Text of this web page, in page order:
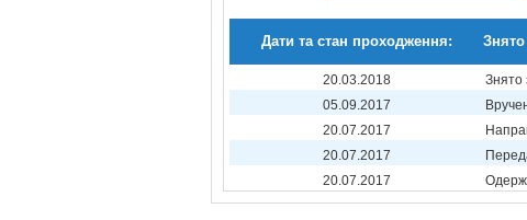
Дати та стан проходження: Знято
20.03.2018
Знято
05.09.2017
20.07.2017
20.07.2017
20.07.2017